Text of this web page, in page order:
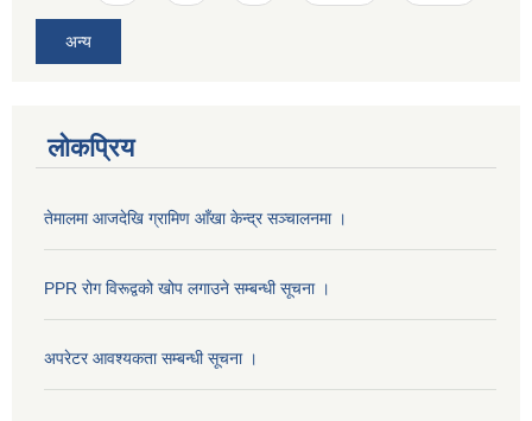
अन्य
लोकप्रिय
तेमालमा आजदेखि ग्रामिण आँखा केन्द्र सञ्चालनमा ।
PPR रोग विरूद्वको खोप लगाउने सम्बन्धी सूचना ।
अपरेटर आवश्यकता सम्बन्धी सूचना ।